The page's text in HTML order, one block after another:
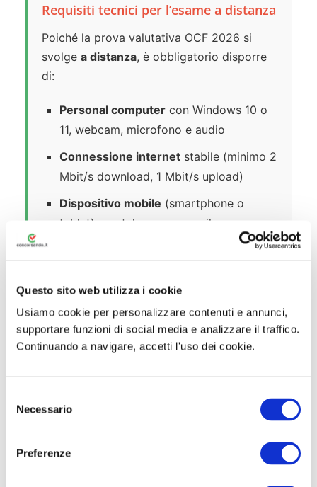
Questo sito web utilizza i cookie
Usiamo cookie per personalizzare contenuti e annunci,
supportare funzioni di social media e analizzare il traffico.
Continuando a navigare, accetti l'uso dei cookie.
Necessario
Preferenze
Requisiti tecnici per l’esame a distanza
Poiché la prova valutativa OCF 2026 si
svolge a distanza, è obbligatorio disporre
di:
Personal computer con Windows 10 o
11, webcam, microfono e audio
Connessione internet stabile (minimo 2
Mbit/s download, 1 Mbit/s upload)
Dispositivo mobile (smartphone o
tablet) con telecamera per il
non screenshot o documenti digitali)
⚠️ Attenzione:Non sono accettati
screenshot, foto del documento o
richiesto l’originale del documento.